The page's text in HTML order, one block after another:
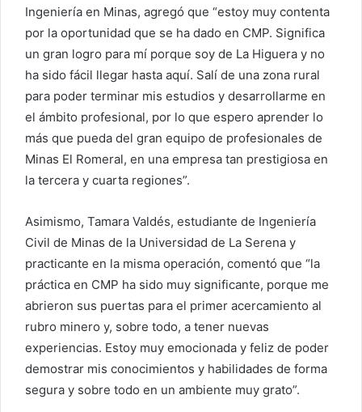
Ingeniería en Minas, agregó que “estoy muy contenta
por la oportunidad que se ha dado en CMP. Significa
un gran logro para mí porque soy de La Higuera y no
ha sido fácil llegar hasta aquí. Salí de una zona rural
para poder terminar mis estudios y desarrollarme en
el ámbito profesional, por lo que espero aprender lo
más que pueda del gran equipo de profesionales de
Minas El Romeral, en una empresa tan prestigiosa en
la tercera y cuarta regiones”.
Asimismo, Tamara Valdés, estudiante de Ingeniería
Civil de Minas de la Universidad de La Serena y
practicante en la misma operación, comentó que “la
práctica en CMP ha sido muy significante, porque me
abrieron sus puertas para el primer acercamiento al
rubro minero y, sobre todo, a tener nuevas
experiencias. Estoy muy emocionada y feliz de poder
demostrar mis conocimientos y habilidades de forma
segura y sobre todo en un ambiente muy grato”.